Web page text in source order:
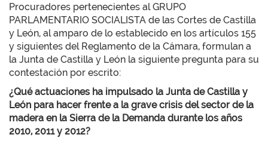
Procuradores pertenecientes al GRUPO
PARLAMENTARIO SOCIALISTA de las Cortes de Castilla
y León, al amparo de lo establecido en los artículos 155
y siguientes del Reglamento de la Cámara, formulan a
la Junta de Castilla y León la siguiente pregunta para su
contestación por escrito:
¿Qué actuaciones ha impulsado la Junta de Castilla y
León para hacer frente a la grave crisis del sector de la
madera en la Sierra de la Demanda durante los años
2010, 2011 y 2012?